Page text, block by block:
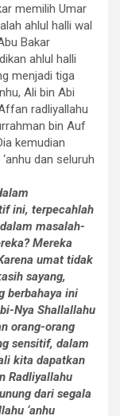
memilih Umar
ahlul halli wal
Bakar
ahlul halli
menjadi tiga
Ali bin Abi
radliyallahu
bin Auf
kemudian
dan seluruh
ini, terpecahlah
masalah-
Mereka
umat tidak
sayang,
berbahaya ini
Nya Shallallahu
orang-orang
sensitif, dalam
kita dapatkan
Radliyallahu
dari segala
‘anhu